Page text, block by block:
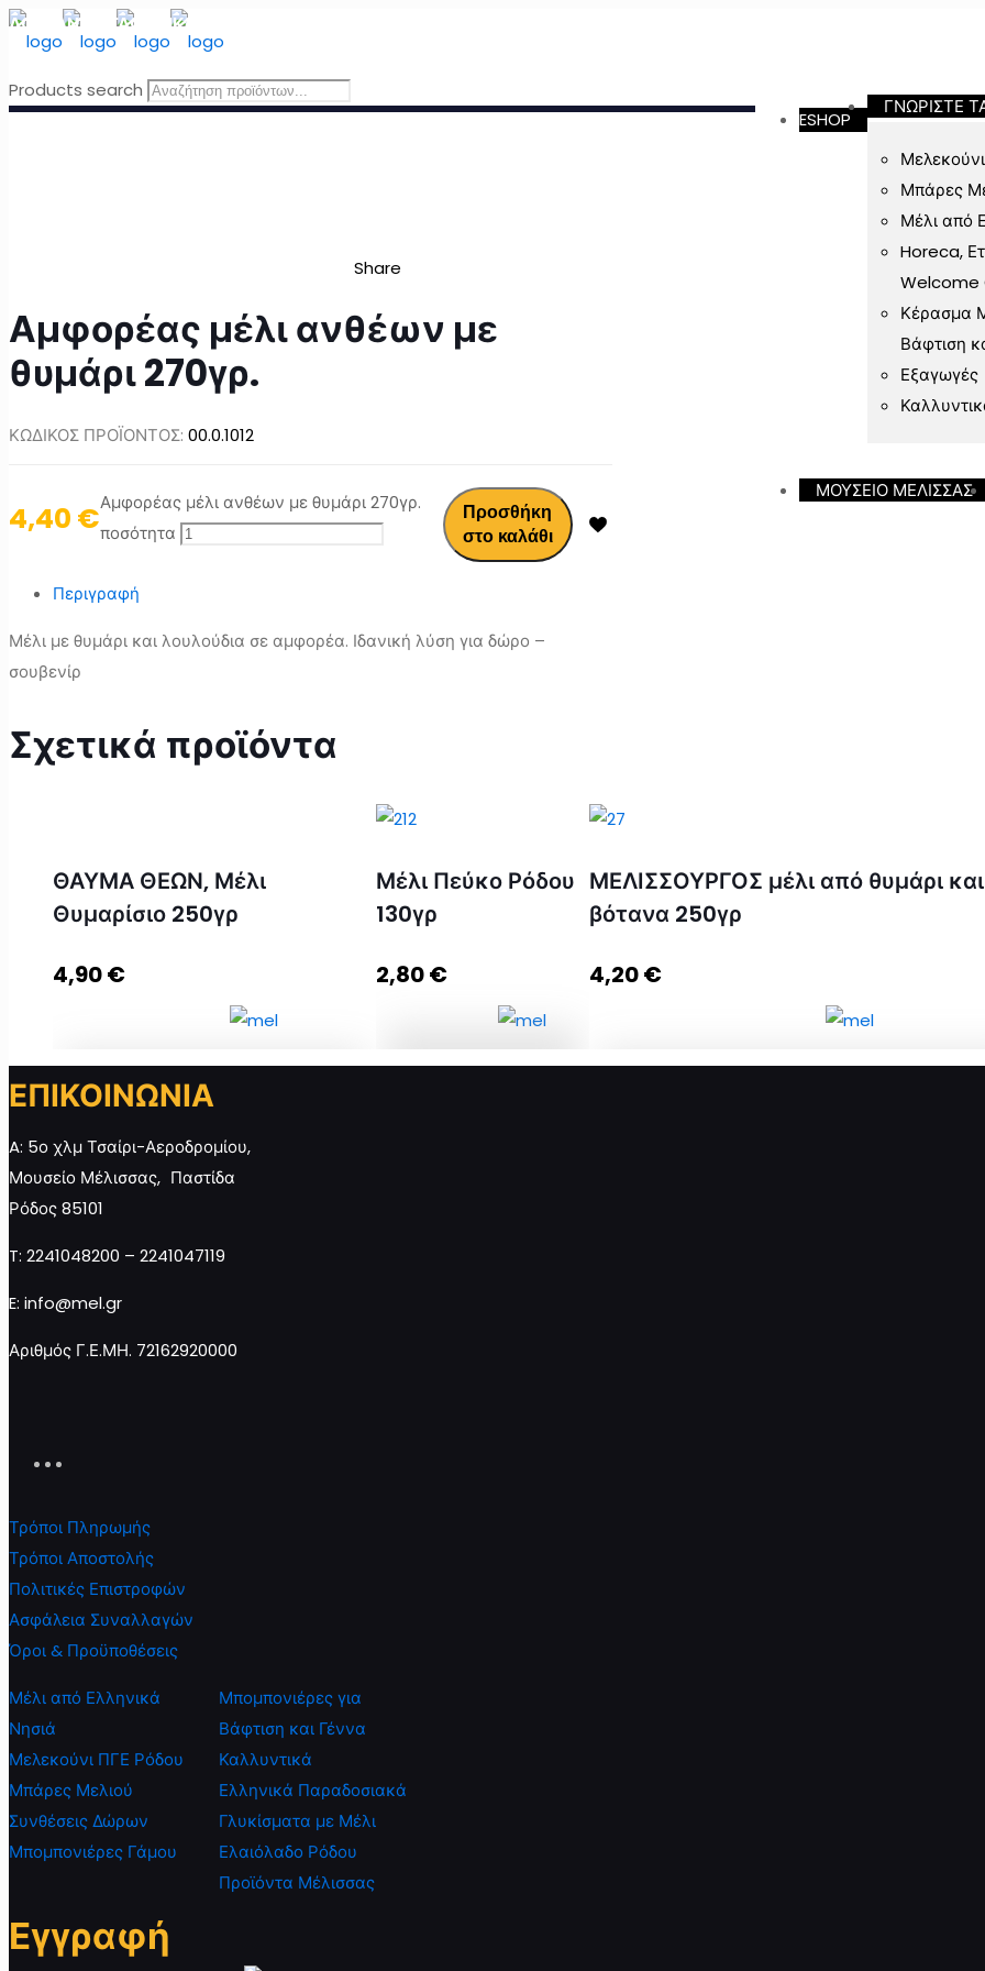
ΔΩΡΕΑΝ ΜΕΤΑΦΟΡΙΚΑ
ESHOP
ΓΝΩΡΙΣΤΕ
Μπάρες
Μέλι από
Horeca,
Welcome
Κέρασμα
Βάφτιση
Εξαγωγές
ΜΟΥΣΕΙΟ ΜΕΛΙΣΣΑΣ
Products search
Share
Αμφορέας μέλι ανθέων με
θυμάρι 270γρ.
ΚΩΔΙΚΟΣ ΠΡΟΪΟΝΤΟΣ: 00.0.1012
4,40 €Αμφορέας μέλι ανθέων με θυμάρι 270γρ.
ποσότητα
Προσθήκη
στο καλάθι
Περιγραφή
Μέλι με θυμάρι και λουλούδια σε αμφορέα. Ιδανική λύση για δώρο –
σουβενίρ
Σχετικά προϊόντα
ΘΑΥΜΑ ΘΕΩΝ, Μέλι
Θυμαρίσιο 250γρ
4,90€
ΘΑΥΜΑ ΘΕΩΝ, Μέλι Θυμαρίσιο
250γρ ποσότητα
Μέλι Πεύκο Ρόδου
130γρ
2,80€
ΜΕΛΙΣΣΟΥΡΓΟΣ μέλι από θυμάρι και
βότανα 250γρ
4,20€
ΕΠΙΚΟΙΝΩΝΙΑ
A: 5ο χλμ Τσαίρι-Αεροδρομίου,
Μουσείο Μέλισσας, Παστίδα
Ρόδος 85101
T: 2241048200 – 2241047119
E: info@mel.gr
Αριθμός Γ.Ε.ΜΗ. 72162920000
Τρόποι Πληρωμής
Τρόποι Αποστολής
Πολιτικές Επιστροφών
Ασφάλεια Συναλλαγών
Όροι & Προϋποθέσεις
Μέλι από Ελληνικά
Νησιά
Μελεκούνι ΠΓΕ Ρόδου
Μπάρες Μελιού
Συνθέσεις Δώρων
Μπομπονιέρες Γάμου
Μπομπονιέρες για
Βάφτιση και Γέννα
Καλλυντικά
Ελληνικά Παραδοσιακά
Γλυκίσματα με Μέλι
Ελαιόλαδο Ρόδου
Προϊόντα Μέλισσας
Εγγραφή